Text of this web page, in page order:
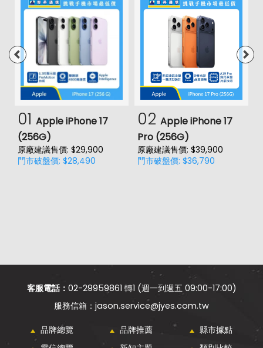
01 Apple iPhone 17
(256G)
原廠建議售價: $29,900
門市破盤價: $28,490
02 Apple iPhone 17
Pro (256G)
原廠建議售價: $39,900
門市破盤價: $36,790
客服電話： 02-29959861 轉1 (週一到週五 09:00-17:00)
jason.service@jyes.com.tw
品牌總覽 品牌推薦
縣市據點